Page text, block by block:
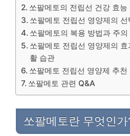
쏘팔메토의 전립선 건강 효능
쏘팔메토 전립선 영양제의 선
쏘팔메토의 복용 방법과 주의
쏘팔메토 전립선 영양제의
활 습관
쏘팔메토 전립선 영양제 추천
쏘팔메토 관련 Q&A
쏘팔메토란 무엇인